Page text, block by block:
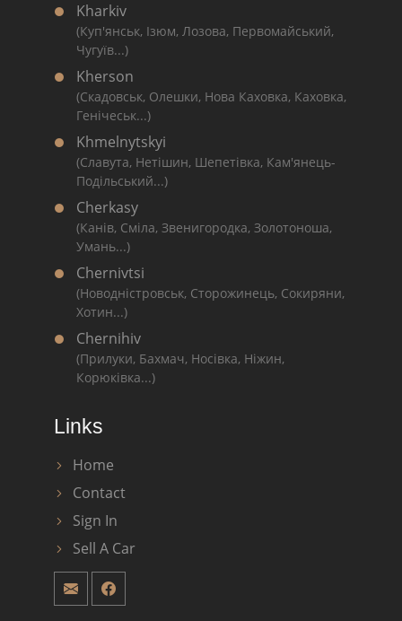
Kharkiv
(Куп'янськ, Ізюм, Лозова, Первомайський,
Чугуїв...)
Kherson
(Скадовськ, Олешки, Нова Каховка, Каховка,
Генічеськ...)
Khmelnytskyi
(Славута, Нетішин, Шепетівка, Кам'янець-
Подільський...)
Cherkasy
(Канів, Сміла, Звенигородка, Золотоноша,
Умань...)
Chernivtsi
(Новодністровськ, Сторожинець, Сокиряни,
Хотин...)
Chernihiv
(Прилуки, Бахмач, Носівка, Ніжин,
Корюківка...)
Links
Home
Contact
Sign In
Sell A Car